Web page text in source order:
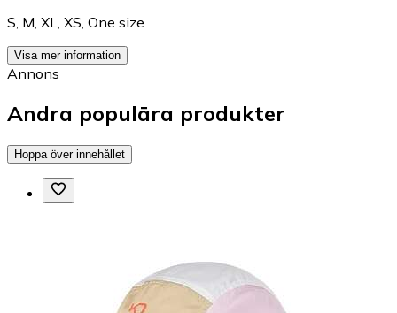
S M XL XS One size
Visa mer information
Annons
Andra populära produkter
Hoppa över innehållet